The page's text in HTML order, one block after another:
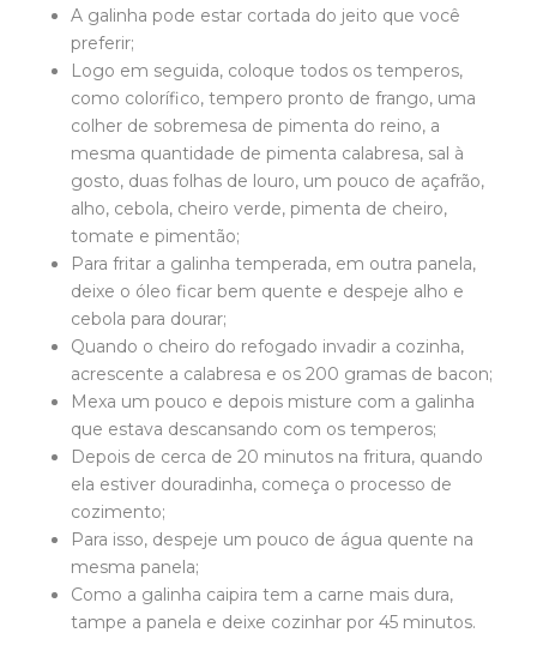
A galinha pode estar cortada do jeito que você
preferir;
Logo em seguida, coloque todos os temperos,
como colorífico, tempero pronto de frango, uma
colher de sobremesa de pimenta do reino, a
mesma quantidade de pimenta calabresa, sal à
gosto, duas folhas de louro, um pouco de açafrão,
alho, cebola, cheiro verde, pimenta de cheiro,
tomate e pimentão;
Para fritar a galinha temperada, em outra panela,
deixe o óleo ficar bem quente e despeje alho e
cebola para dourar;
Quando o cheiro do refogado invadir a cozinha,
acrescente a calabresa e os 200 gramas de bacon;
Mexa um pouco e depois misture com a galinha
que estava descansando com os temperos;
Depois de cerca de 20 minutos na fritura, quando
ela estiver douradinha, começa o processo de
cozimento;
Para isso, despeje um pouco de água quente na
mesma panela;
Como a galinha caipira tem a carne mais dura,
tampe a panela e deixe cozinhar por 45 minutos.